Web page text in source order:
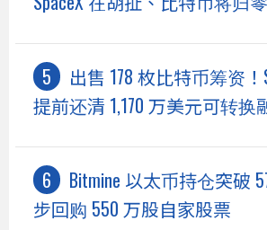
出售 178 枚比特币筹资！
提前还清 1,170 万美元可转换
Bitmine 以太币持仓突破
步回购 550 万股自家股票